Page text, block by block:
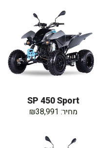
SP 450 Sport
מחיר: ₪38,991